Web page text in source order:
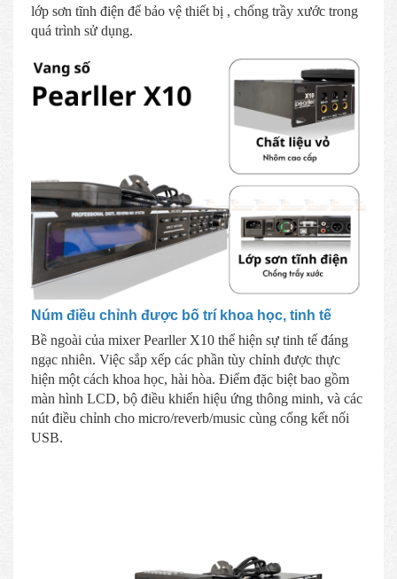
lớp sơn tĩnh điện để bảo vệ thiết bị , chống trầy xước trong
quá trình sử dụng.
Núm điều chỉnh được bố trí khoa học, tinh tế
Bề ngoài của mixer Pearller X10 thể hiện sự tinh tế đáng
ngạc nhiên. Việc sắp xếp các phần tùy chỉnh được thực
hiện một cách khoa học, hài hòa. Điểm đặc biệt bao gồm
màn hình LCD, bộ điều khiển hiệu ứng thông minh, và các
nút điều chỉnh cho micro/reverb/music cùng cổng kết nối
USB.